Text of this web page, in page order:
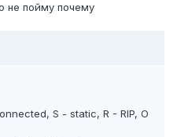
не пойму почему
S - static, R - RIP, O